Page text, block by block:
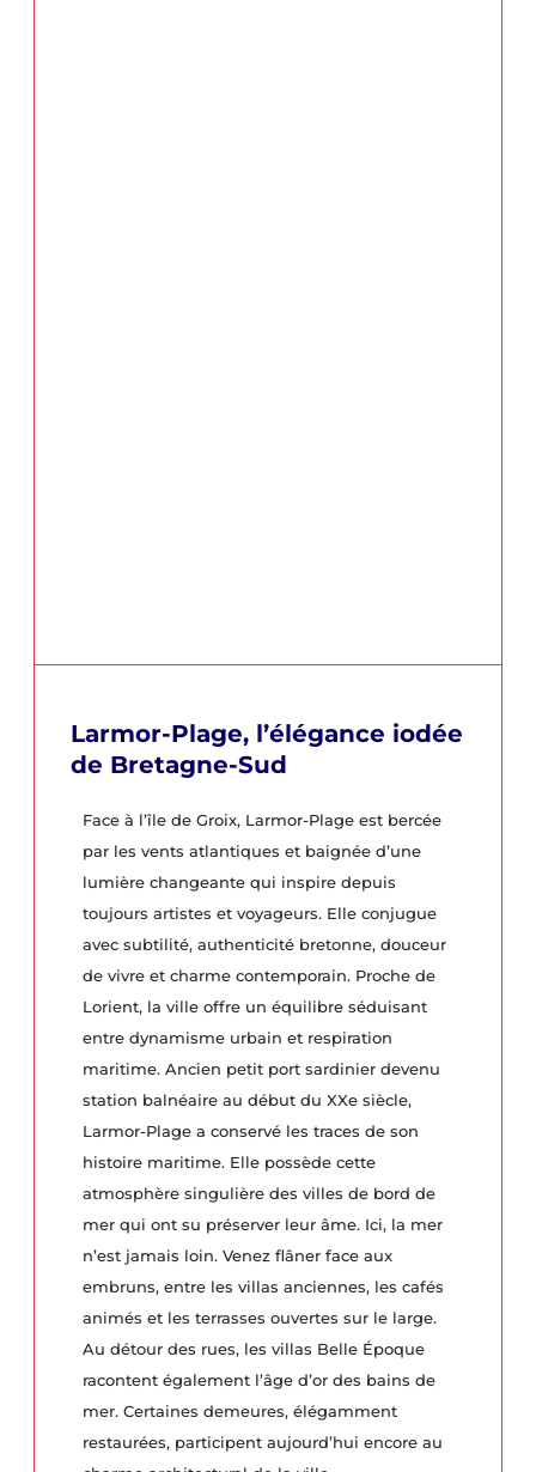
Larmor-Plage, l’élégance iodée
de Bretagne-Sud
Face à l’île de Groix, Larmor-Plage est bercée
par les vents atlantiques et baignée d’une
lumière changeante qui inspire depuis
toujours artistes et voyageurs. Elle conjugue
avec subtilité, authenticité bretonne, douceur
de vivre et charme contemporain. Proche de
Lorient, la ville offre un équilibre séduisant
entre dynamisme urbain et respiration
maritime. Ancien petit port sardinier devenu
station balnéaire au début du XXe siècle,
Larmor-Plage a conservé les traces de son
histoire maritime. Elle possède cette
atmosphère singulière des villes de bord de
mer qui ont su préserver leur âme. Ici, la mer
n’est jamais loin. Venez flâner face aux
embruns, entre les villas anciennes, les cafés
animés et les terrasses ouvertes sur le large.
Au détour des rues, les villas Belle Époque
racontent également l’âge d’or des bains de
mer. Certaines demeures, élégamment
restaurées, participent aujourd’hui encore au